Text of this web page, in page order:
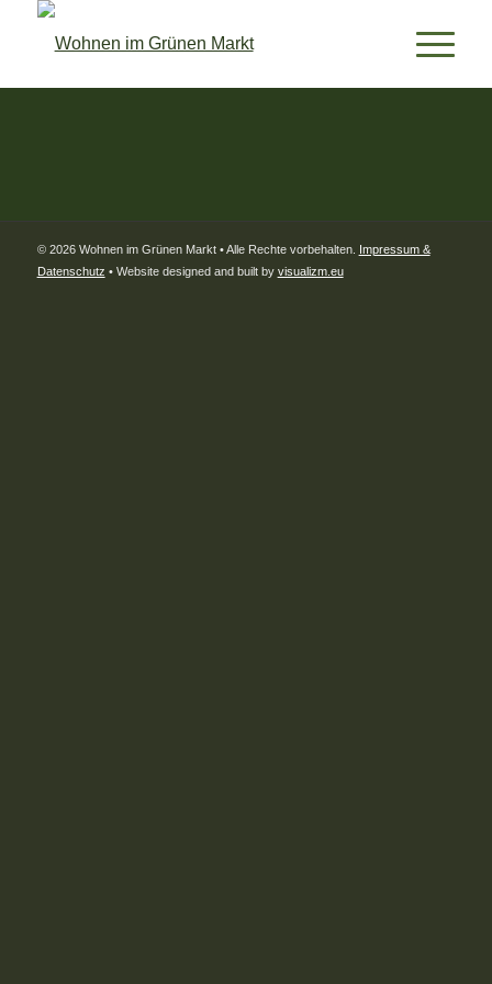
© 2026 Wohnen im Grünen Markt • Alle Rechte vorbehalten. Impressum &
Datenschutz • Website designed and built by visualizm.eu